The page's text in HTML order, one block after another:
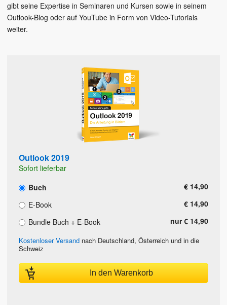
gibt seine Expertise in Seminaren und Kursen sowie in seinem
Outlook-Blog oder auf YouTube in Form von Video-Tutorials
weiter.
Outlook 2019
Sofort lieferbar
Buch
€ 14,90
E-Book
€ 14,90
Bundle Buch + E-Book
nur € 14,90
Kostenloser Versand nach Deutschland, Österreich und in die
Schweiz
In den Warenkorb